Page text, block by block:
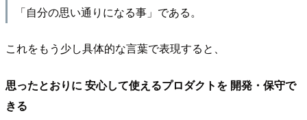
「自分の思い通りになる事」である。
これをもう少し具体的な言葉で表現すると、
思ったとおりに 安心して使えるプロダクトを 開発・保守で
きる